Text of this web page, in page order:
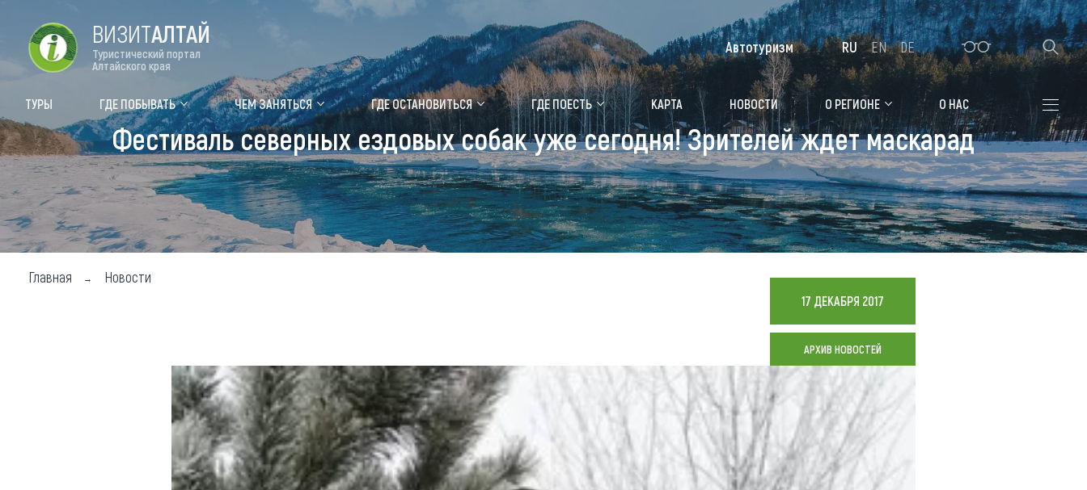
Цветение маральника Медицинский форум Алтайская зимовка
Туры Где побывать
Объекты природы
Объекты истории и культуры
Объекты развлечений
Чем заняться
Календарь событий
Аудиогид
Мой маршрут
Где остановиться
Санатории
Гостиницы, отели
Коттеджи, базы
Сельские усадьбы
Мотели, придорожные отели
Придорожные кафе
Карта
Новости
Что привезти (сувениры)
О регионе
Общая информация
Как добраться
Люди, прославившие Алтай
Коллекция впечатлений
Блог путешественника
Видеогалерея
Фотогалерея
ВИЗИТАЛТАЙ
Туристический портал
Алтайского края
ТУРЫ ГДЕ ПОБЫВАТЬ ЧЕМ ЗАНЯТЬСЯ ГДЕ ОСТАНОВИТЬСЯ ГДЕ ПОЕСТЬ КАРТА НОВОСТИ О РЕГИОНЕ О НАС
Автотуризм RU EN DE
Фестиваль северных ездовых собак уже сегодня! Зрителей ждет маскарад
Главная Новости
17 ДЕКАБРЯ 2017
АРХИВ НОВОСТЕЙ